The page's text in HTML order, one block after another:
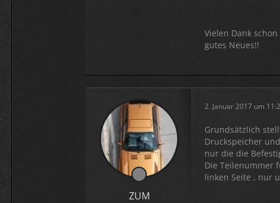
Vielen Dank
gutes Neues!!
ZUM
2. Januar 2017 um
Grundsätzlich
Druckspeicher
nur die die
Die Teilenummer
linken Seite , nur